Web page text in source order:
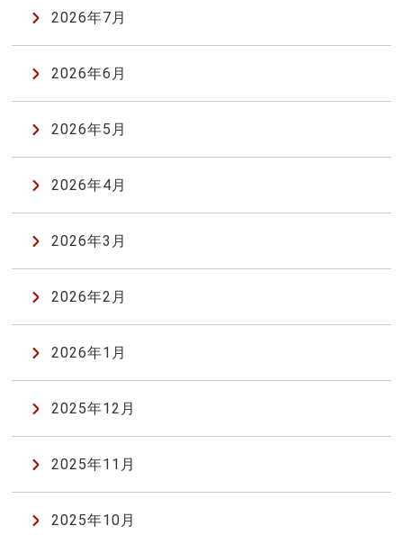
2026年7月
2026年6月
2026年5月
2026年4月
2026年3月
2026年2月
2026年1月
2025年12月
2025年11月
2025年10月